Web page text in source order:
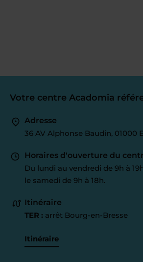
Votre centre Acadomia
Adresse
36 AV Alphonse Baudin, 01000
Horaires d'ouverture du
Du lundi au vendredi de 9h à
le samedi de 9h à 18h.
Itinéraire
TER : arrêt Bourg-en-Bresse
Itinéraire